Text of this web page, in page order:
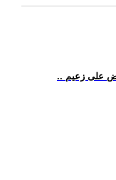
على زعيم